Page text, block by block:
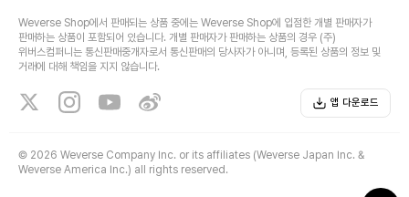
Weverse Shop에서 판매되는 상품 중에는 Weverse Shop에 입점한 개별 판매자가
판매하는 상품이 포함되어 있습니다. 개별 판매자가 판매하는 상품의 경우 (주)
위버스컴퍼니는 통신판매중개자로서 통신판매의 당사자가 아니며, 등록된 상품의 정보 및
거래에 대해 책임을 지지 않습니다.
앱 다운로드
© 2026 Weverse Company Inc. or its affiliates (Weverse Japan Inc. &
Weverse America Inc.) all rights reserved.